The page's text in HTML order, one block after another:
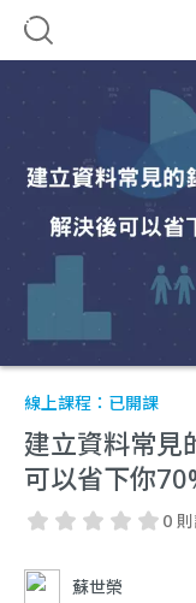
線上課程： 已開課
建立資料常見
可以省下你
0
蘇世榮